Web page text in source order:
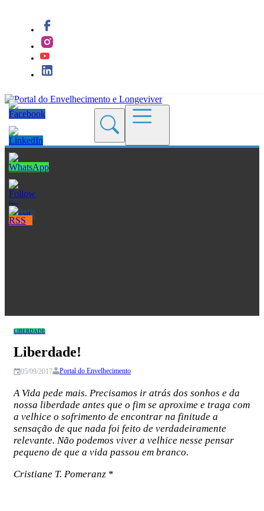
LIBERDADE
Liberdade!
05/09/2017 Portal do Envelhecimento
A Vida pede mais. Precisamos ir atrás dos sonhos e da
nossa liberdade antes que o fim se aproxime e traga com
a velhice o sofrimento de encontrar na finitude a
sensação de que nada foi feito de verdadeiramente
relevante. Não podemos viver a velhice nesse pensar
pequeno de que a vida passou em branco.
Cristiane T. Pomeranz *